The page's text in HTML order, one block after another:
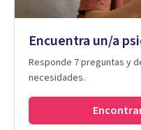
Encuentra un/a
Responde 7 preguntas y
necesidades.